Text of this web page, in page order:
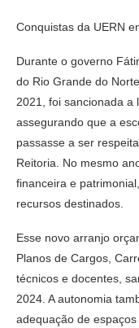
Conquistas da UERN
Durante o governo
do Rio Grande do
2021, foi sancionada a
assegurando que a
passasse a ser
Reitoria. No mesmo
financeira e
recursos destinados.
Esse novo arranjo
Planos de Cargos,
técnicos e docentes,
2024. A autonomia
adequação de